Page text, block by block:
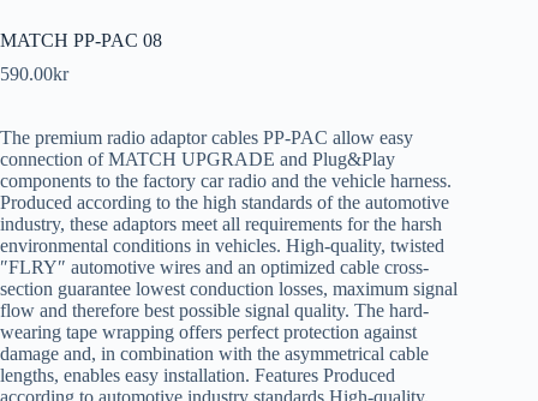
MATCH PP-PAC 08
590.00kr
The premium radio adaptor cables PP-PAC allow easy
connection of MATCH UPGRADE and Plug&Play
components to the factory car radio and the vehicle harness.
Produced according to the high standards of the automotive
industry, these adaptors meet all requirements for the harsh
environmental conditions in vehicles. High-quality, twisted
″FLRY″ automotive wires and an optimized cable cross-
section guarantee lowest conduction losses, maximum signal
flow and therefore best possible signal quality. The hard-
wearing tape wrapping offers perfect protection against
damage and, in combination with the asymmetrical cable
lengths, enables easy installation. Features Produced
according to automotive industry standards High-quality,